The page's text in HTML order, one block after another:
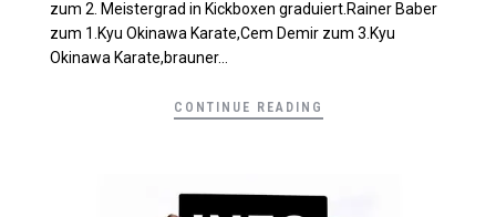
zum 2. Meistergrad in Kickboxen graduiert.Rainer Baber
zum 1.Kyu Okinawa Karate,Cem Demir zum 3.Kyu
Okinawa Karate,brauner...
CONTINUE READING